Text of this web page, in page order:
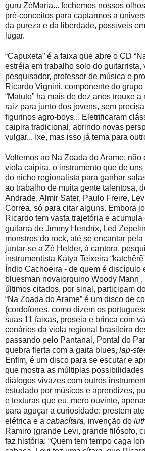
guru ZéMaria... fechemos nossos
pré-conceitos para captarmos a
da pureza e da liberdade, possíveis
lugar.
“Capuxeta” é a faixa que abre o CD
estréia em trabalho solo do guitarrista,
pesquisador, professor de música e
Ricardo Vignini, componente do
“Matuto” há mais de dez anos trouxe
raiz para junto dos jovens, sem
figurinos agro-boys... Eletrificaram
caipira tradicional, abrindo novas
vulgar... Ixe, mas isso já tema para
Voltemos ao Na Zoada do Arame: não
viola caipira, o instrumento que de
do nicho regionalista para ganhar
ao trabalho de muita gente talentosa,
Andrade, Almir Sater, Paulo Freire,
Correa, só para citar alguns. Embora
Ricardo tem vasta trajetória e
guitarra de Jimmy Hendrix, Led
monstros do rock, até se encantar
juntar-se a Zé Helder, à cantora,
instrumentista Kátya Teixeira
Índio Cachoeira - de quem é discípulo
bluesman novaiorquino Woody Mann
últimos citados, por sinal, participam
“Na Zoada do Arame” é um disco de
(cordofones, como dizem os
suas 11 faixas, proseia e brinca com
cenários da viola regional brasileira
passando pelo Pantanal, Pontal do
quebra flerta com a gaita blues, lap-
Enfim, é um disco para se escutar e
que mostra as múltiplas
diálogos vivazes com outros
estudado por músicos e aprendizes,
e texturas que eu, mero ouvinte,
para aguçar a curiosidade: prestem
elétrica e a cabacítara, invenção do
Ramiro (grande Levi, grande filósofo,
faz história: “Quem tem tempo caga